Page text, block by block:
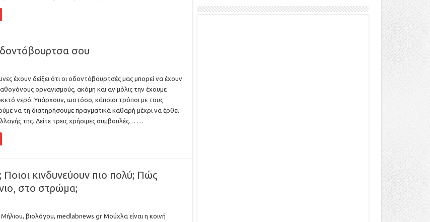
σου
έχουν δείξει ότι οι οδοντόβουρτσές μας μπορεί να έχουν
οργανισμούς, ακόμη και αν μόλις την έχουμε
νερό. Υπάρχουν, ωστόσο, κάποιοι τρόποι με τους
να τη διατηρήσουμε πραγματικά καθαρή μέχρι να έρθει
της. Δείτε τρεις χρήσιμες συμβουλές… …
κινδυνεύουν πιο πολύ; Πώς
στο στρώμα;
Μήλιου, βιολόγου, medlabnews.gr Μούχλα είναι η κοινή